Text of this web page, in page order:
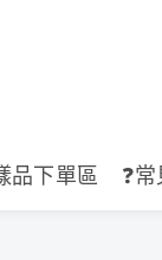
品下單區 ❓